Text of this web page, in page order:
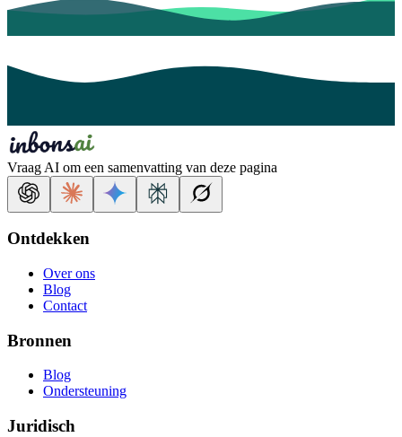
Vraag AI om een samenvatting van deze pagina
Ontdekken
Over ons
Blog
Contact
Bronnen
Blog
Ondersteuning
Juridisch